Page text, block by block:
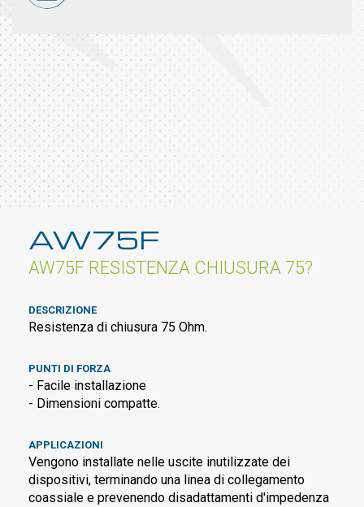
AW75F
AW75F RESISTENZA CHIUSURA 75?
DESCRIZIONE
Resistenza di chiusura 75 Ohm.
PUNTI DI FORZA
- Facile installazione
- Dimensioni compatte.
APPLICAZIONI
Vengono installate nelle uscite inutilizzate dei
dispositivi, terminando una linea di collegamento
coassiale e prevenendo disadattamenti d'impedenza